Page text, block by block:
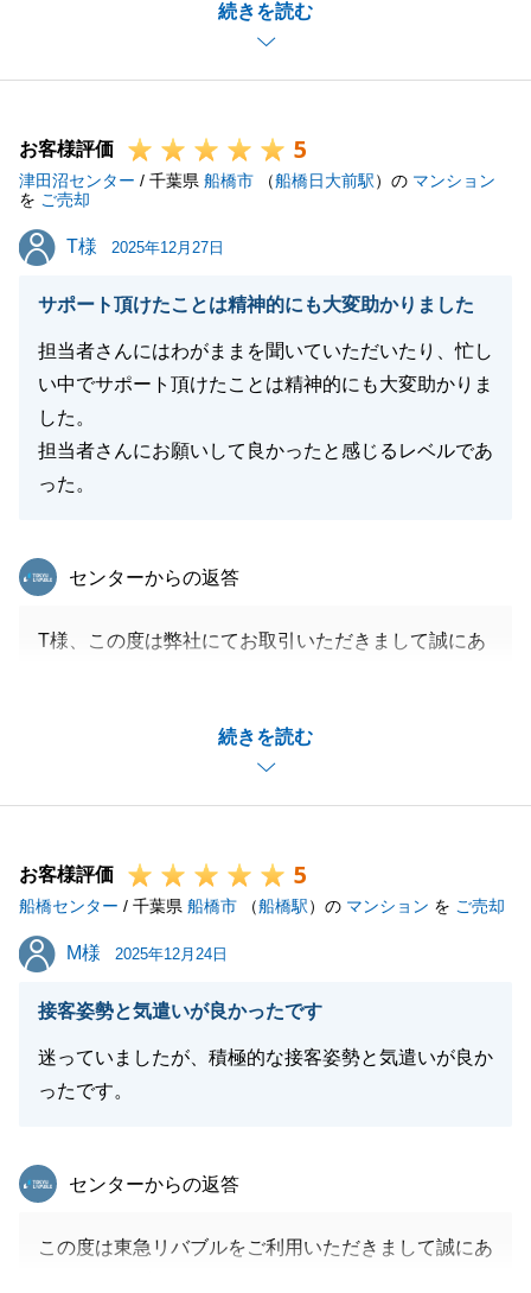
続きを読む
ムーズに手続きを進めることが出来ました。
コメントにあります通り、配慮が足りていない部分が
あり、申し訳ございませんでした。
参りたいと存じます。
今後とも、何かお困りのことがございましたら些細な
ことでも構いませんのでご連絡いただければと存じま
す。
閉じる
お客様評価 5
津田沼センター / 千葉県 船橋市 （船橋日大前駅）の マンション
を ご売却
T様
T様 2025年12月27日
サポート頂けたことは精神的にも大変助かりました
担当者さんにはわがままを聞いていただいたり、忙し
い中でサポート頂けたことは精神的にも大変助かりま
した。
担当者さんにお願いして良かったと感じるレベルであ
った。
続きを読む
東急リバブル
センターからの返答
T様、この度は弊社にてお取引いただきまして誠にあ
越し等のご依頼事項も多い中、T様ご家族にご協力い
ただいたお陰様で無事にお取引を完了することができ
ました。感謝申し上げます。
軽にご相談下さい。
この度は誠に有難うございました。
閉じる
お客様評価 5
船橋センター / 千葉県 船橋市 （船橋駅）の マンション を ご売却
M様
M様 2025年12月24日
接客姿勢と気遣いが良かったです
迷っていましたが、積極的な接客姿勢と気遣いが良か
ったです。
東急リバブル
センターからの返答
この度は東急リバブルをご利用いただきまして誠にあ